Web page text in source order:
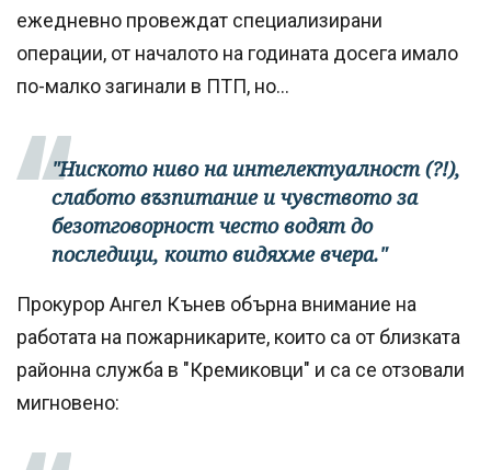
ежедневно провеждат специализирани
операции, от началото на годината досега имало
по-малко загинали в ПТП, но...
"Ниското ниво на интелектуалност (?!),
слабото възпитание и чувството за
безотговорност често водят до
последици, които видяхме вчера."
Прокурор Ангел Кънев обърна внимание на
работата на пожарникарите, които са от близката
районна служба в "Кремиковци" и са се отзовали
мигновено: